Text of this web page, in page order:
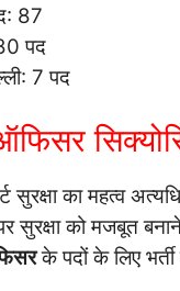
87
पद
7 पद
ऑफिसर
सुरक्षा का महत्व
सुरक्षा को मजबूत
के पदों के लिए